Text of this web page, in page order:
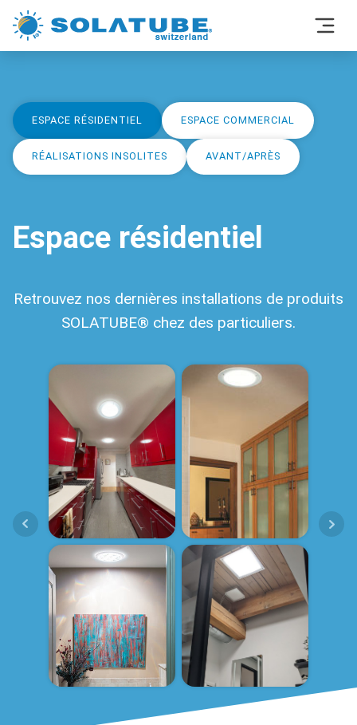
ESPACE RÉSIDENTIEL ESPACE COMMERCIAL
RÉALISATIONS INSOLITES AVANT/APRÈS
Espace résidentiel
Retrouvez nos dernières installations de produits
SOLATUBE® chez des particuliers.